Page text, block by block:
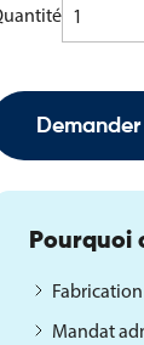
Pourquoi
Mandat